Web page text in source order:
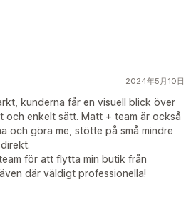
2024年5月10日
kunderna får en visuell blick över
enkelt sätt. Matt + team är också
och göra me, stötte på små mindre
för att flytta min butik från
där väldigt professionella!